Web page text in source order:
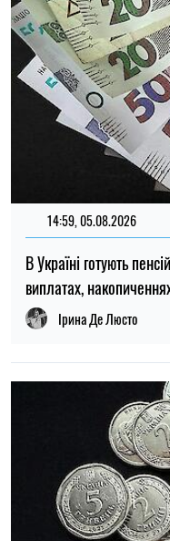
22:30, 23.07.2026
Українцям виплатять
Олена Ткаліч